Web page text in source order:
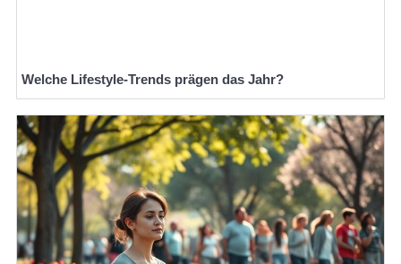
Welche Lifestyle-Trends prägen das Jahr?